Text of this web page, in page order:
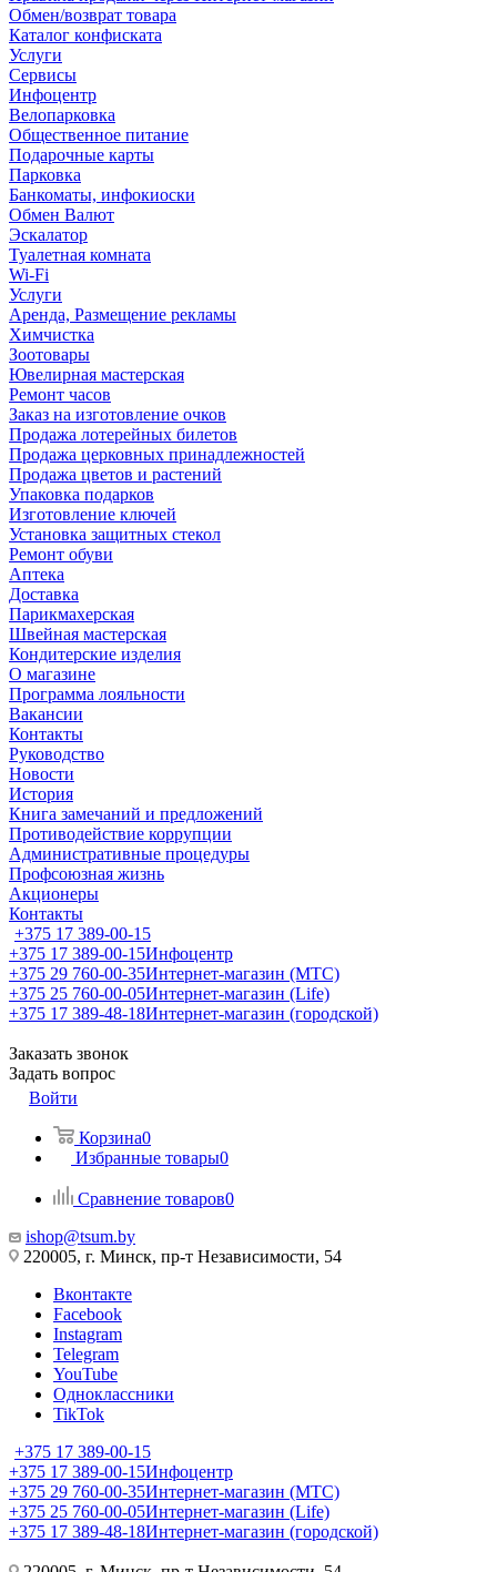
Обмен/возврат товара
Каталог конфиската
Услуги
Сервисы
Инфоцентр
Велопарковка
Общественное питание
Подарочные карты
Парковка
Банкоматы, инфокиоски
Обмен Валют
Эскалатор
Туалетная комната
Wi-Fi
Услуги
Аренда, Размещение рекламы
Химчистка
Зоотовары
Ювелирная мастерская
Ремонт часов
Заказ на изготовление очков
Продажа лотерейных билетов
Продажа церковных принадлежностей
Продажа цветов и растений
Упаковка подарков
Изготовление ключей
Установка защитных стекол
Ремонт обуви
Аптека
Доставка
Парикмахерская
Швейная мастерская
Кондитерские изделия
О магазине
Программа лояльности
Вакансии
Контакты
Руководство
Новости
История
Книга замечаний и предложений
Противодействие коррупции
Административные процедуры
Профсоюзная жизнь
Акционеры
Контакты
+375 17 389-00-15
+375 17 389-00-15Инфоцентр
+375 29 760-00-35Интернет-магазин (МТС)
+375 25 760-00-05Интернет-магазин (Life)
+375 17 389-48-18Интернет-магазин (городской)
Заказать звонок
Задать вопрос
Войти
Корзина0
Избранные товары0
Сравнение товаров0
ishop@tsum.by
220005, г. Минск, пр-т Независимости, 54
Вконтакте
Facebook
Instagram
Telegram
YouTube
Одноклассники
TikTok
+375 17 389-00-15
+375 17 389-00-15Инфоцентр
+375 29 760-00-35Интернет-магазин (МТС)
+375 25 760-00-05Интернет-магазин (Life)
+375 17 389-48-18Интернет-магазин (городской)